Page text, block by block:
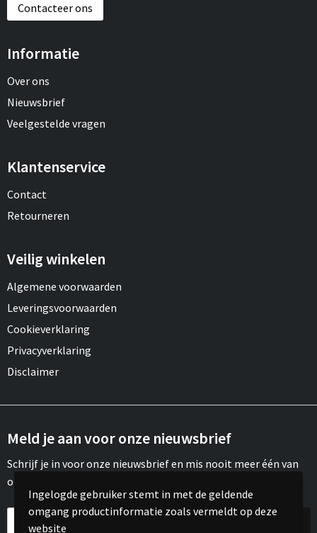
Contacteer ons
Informatie
Over ons
Nieuwsbrief
Veelgestelde vragen
Klantenservice
Contact
Retourneren
Veilig winkelen
Algemene voorwaarden
Leveringsvoorwaarden
Cookieverklaring
Privacyverklaring
Disclaimer
Meld je aan voor onze nieuwsbrief
Schrijf je in voor onze nieuwsbrief en mis nooit meer één van
onze leuke aanbiedingen of updates.
Ingelogde gebruiker stemt in met de geldende
omgang productinformatie zoals vermeldt op deze
website